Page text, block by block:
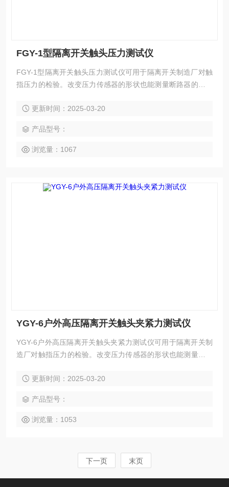
FGY-1型隔离开关触头压力测试仪
FGY-1型隔离开关触头压力测试仪可用于隔离开关制造厂对触
指压力的检验。改变压力传感器的形状也能测量断路器的触指
更新时间：2025-03-20
产品型号：
浏览量：1067
YGY-6户外高压隔离开关触头夹紧力测试仪
YGY-6户外高压隔离开关触头夹紧力测试仪可用于隔离开关制
造厂对触指压力的检验。改变压力传感器的形状也能测量断路
更新时间：2025-03-20
产品型号：
浏览量：1053
下一页 末页